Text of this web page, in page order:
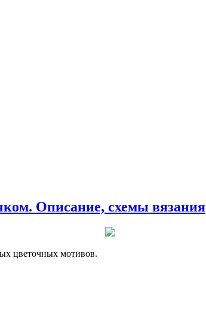
Описание, схемы вязания
цветочных мотивов.